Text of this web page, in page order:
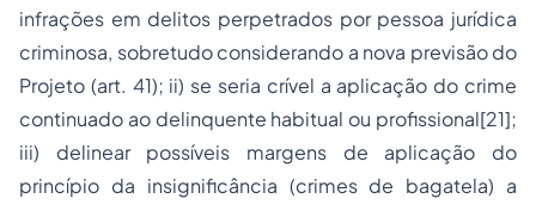
infrações em delitos perpetrados por pessoa jurídica
criminosa, sobretudo considerando a nova previsão do
Projeto (art. 41); ii) se seria crível a aplicação do crime
continuado ao delinquente habitual ou profissional[21];
iii) delinear possíveis margens de aplicação do
princípio da insignificância (crimes de bagatela) a